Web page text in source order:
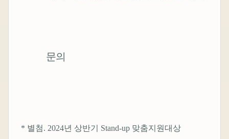
문의
* 별첨. 2024년 상반기 Stand-up 맞춤지원대상